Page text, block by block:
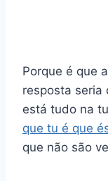
Porque é que
resposta seria
está tudo na
que tu é que
que não são